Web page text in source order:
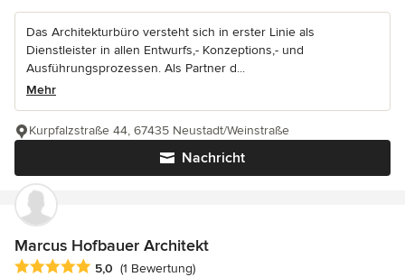
Das Architekturbüro versteht sich in erster Linie als
Dienstleister in allen Entwurfs,- Konzeptions,- und
Ausführungsprozessen. Als Partner d...
Mehr
Nachricht
Kurpfalzstraße 44, 67435 Neustadt/Weinstraße
Marcus Hofbauer Architekt
Durchschnittliche Bewertung: 5 von 5 Sternen
5,0 (1 Bewertung)